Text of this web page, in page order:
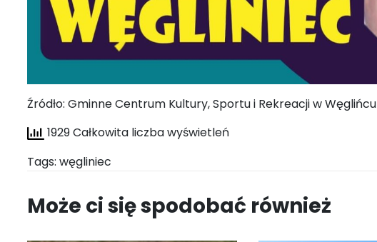
Źródło: Gminne Centrum Kultury, Sportu i Rekreacji w Węglińcu
1929 Całkowita liczba wyświetleń
Tags: węgliniec
Może ci się spodobać również